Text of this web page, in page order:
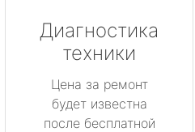
Диагностика
техники
Цена за ремонт
будет известна
после бесплатной